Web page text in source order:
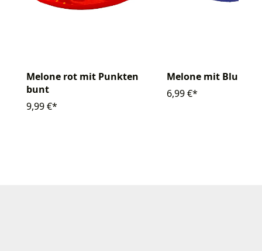
Melone rot mit Punkten
bunt
9,99 €*
Melone mit Blumen
6,99 €*